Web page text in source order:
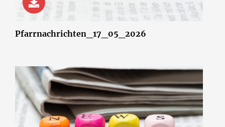
© wsf-sh/Shotshop.com
Pfarrnachrichten_17_05_2026